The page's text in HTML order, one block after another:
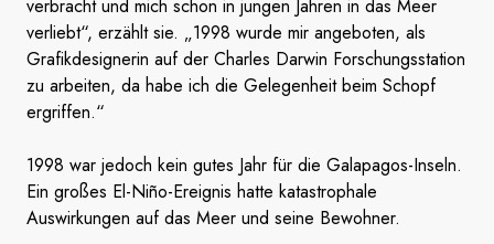
verbracht und mich schon in jungen Jahren in das Meer
verliebt“, erzählt sie. „1998 wurde mir angeboten, als
Grafikdesignerin auf der Charles Darwin Forschungsstation
zu arbeiten, da habe ich die Gelegenheit beim Schopf
ergriffen.“
1998 war jedoch kein gutes Jahr für die Galapagos-Inseln.
Ein großes El-Niño-Ereignis hatte katastrophale
Auswirkungen auf das Meer und seine Bewohner.